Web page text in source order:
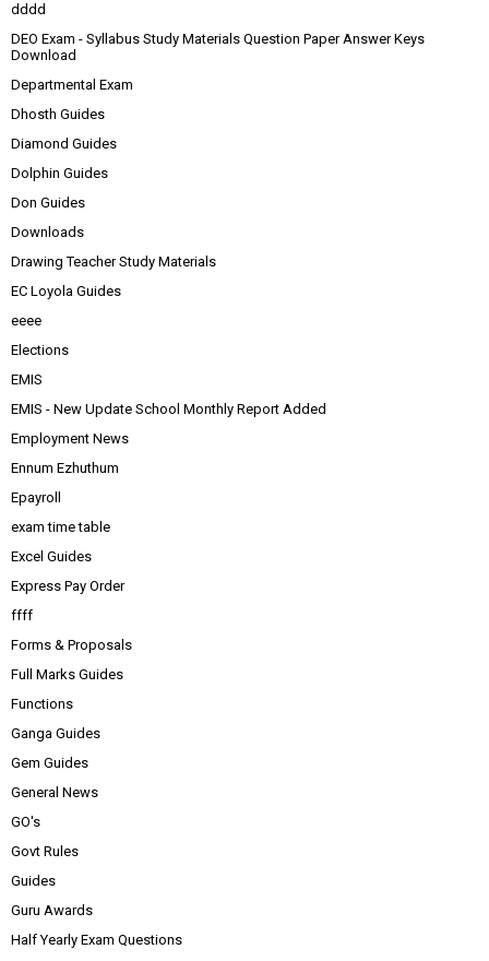
dddd
DEO Exam - Syllabus Study Materials Question Paper Answer Keys
Download
Departmental Exam
Dhosth Guides
Diamond Guides
Dolphin Guides
Don Guides
Downloads
Drawing Teacher Study Materials
EC Loyola Guides
eeee
Elections
EMIS
EMIS - New Update School Monthly Report Added
Employment News
Ennum Ezhuthum
Epayroll
exam time table
Excel Guides
Express Pay Order
ffff
Forms & Proposals
Full Marks Guides
Functions
Ganga Guides
Gem Guides
General News
GO's
Govt Rules
Guides
Guru Awards
Half Yearly Exam Questions